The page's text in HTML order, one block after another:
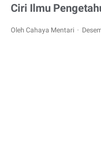
Ciri Ilmu
Oleh Cahaya Mentari